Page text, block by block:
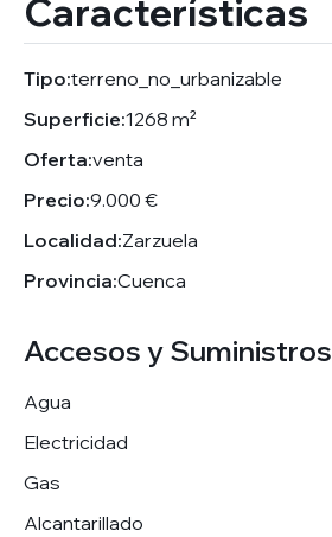
Características
Tipo:terreno_no_urbanizable
Superficie:1268 m²
Oferta:venta
Precio:9.000 €
Localidad:Zarzuela
Provincia:Cuenca
Accesos y Suministros
Agua
Electricidad
Gas
Alcantarillado